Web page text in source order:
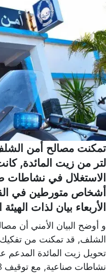
لتر من زيت المائدة,
الاستغلال في نشاطات
أشخاص متورطين في
الأربعاء بيان لذات الهيئة
و أوضح البيان الأمني أن
الشلف, قد تمكنت من
تحويل زيت المائدة المدعم